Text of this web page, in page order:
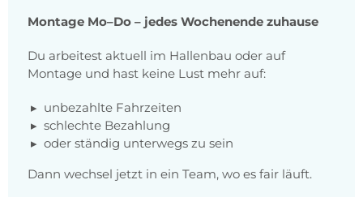
Montage Mo–Do – jedes Wochenende zuhause
Du arbeitest aktuell im Hallenbau oder auf
Montage und hast keine Lust mehr auf:
unbezahlte Fahrzeiten
schlechte Bezahlung
oder ständig unterwegs zu sein
Dann wechsel jetzt in ein Team, wo es fair läuft.